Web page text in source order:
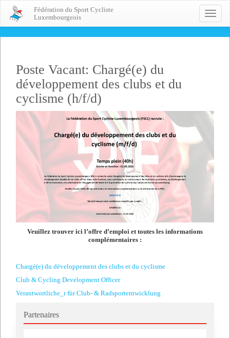
Toggle
Fédération du Sport Cycliste
Luxembourgeois
Poste Vacant: Chargé(e) du
développement des clubs et du
cyclisme (h/f/d)
Veuillez trouver ici l’offre d’emploi et toutes les informations
complémentaires :
Chargé(e) du développement des clubs et du cyclisme
Club & Cycling Development Officer
Verantwortliche_r für Club- & Radsportentwicklung
Partenaires